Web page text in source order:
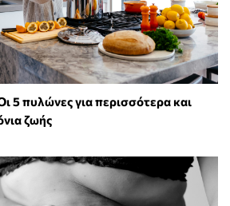
5 πυλώνες για περισσότερα και
ζωής